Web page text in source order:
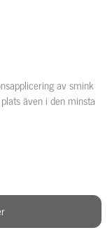
av smink
även i den minsta